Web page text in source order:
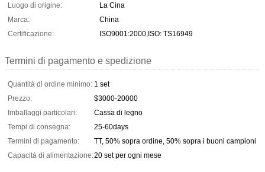
Luogo di origine:
La Cina
Marca:
China
Certificazione:
ISO9001:2000,ISO: TS16949
Termini di pagamento e spedizione
Quantità di ordine minimo: 1 set
Prezzo:
$3000-20000
Imballaggi particolari:
Cassa di legno
Tempi di consegna:
25-60days
Termini di pagamento:
TT, 50% sopra ordine, 50% sopra i buoni campioni
Capacità di alimentazione:20 set per ogni mese